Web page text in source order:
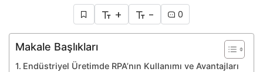
+ - 0
Makale Başlıkları
Endüstriyel Üretimde RPA’nın Kullanımı ve Avantajları